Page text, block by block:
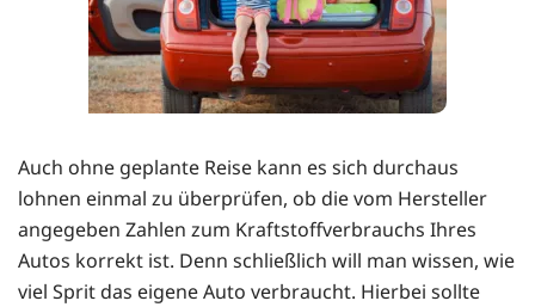
Auch ohne geplante Reise kann es sich durchaus
lohnen einmal zu überprüfen, ob die vom Hersteller
angegeben Zahlen zum Kraftstoffverbrauchs Ihres
Autos korrekt ist. Denn schließlich will man wissen, wie
viel Sprit das eigene Auto verbraucht. Hierbei sollte